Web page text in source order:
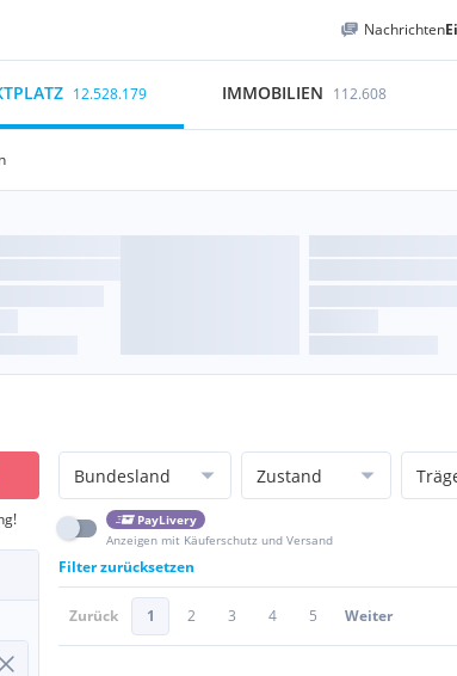
Nachrichten
12.528.179 IMMOBILIEN 112.608
Bundesland Zustand
PayLivery
Anzeigen mit Käuferschutz und Versand
Filter zurücksetzen
Zurück 1 2 3 4 5 Weiter